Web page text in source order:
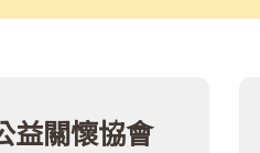
益關懷協會